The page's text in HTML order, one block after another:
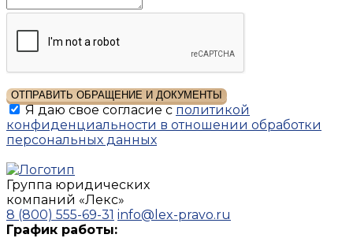
ОТПРАВИТЬ ОБРАЩЕНИЕ И ДОКУМЕНТЫ
Я даю свое согласие сполитикой
конфиденциальности в отношении обработки
персональных данных
Группа юридических
компаний «Лекс»
8 (800) 555-69-31 info@lex-pravo.ru
График работы: